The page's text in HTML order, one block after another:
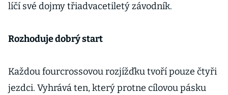
líčí své dojmy třiadvacetiletý závodník.
Rozhoduje dobrý start
Každou fourcrossovou rozjížďku tvoří pouze čtyři
jezdci. Vyhrává ten, který protne cílovou pásku